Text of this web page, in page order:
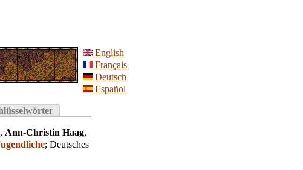
English
Français
Deutsch
Español
, Ann-Christin Haag,
; Deutsches